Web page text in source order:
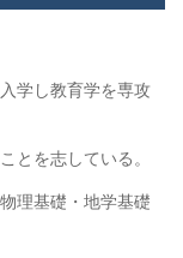
学し教育学を専攻
とを志している。
理基礎・地学基礎